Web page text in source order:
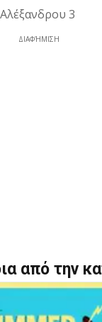
3
ΔΙΑΦΉΜΙΣΗ
από την